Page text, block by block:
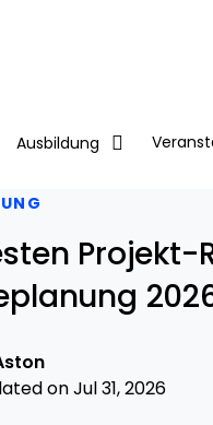
Ausbildung
on Jul 31, 2026